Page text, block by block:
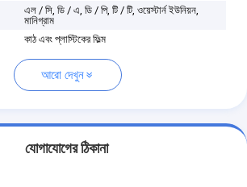
এল / সি, ডি / এ, ডি / পি, টি / টি, ওয়েস্টার্ন ইউনিয়ন,
মানিগ্রাম
কাঠ এবং প্লাস্টিকের ফিল্ম
আরো দেখুন
যোগাযোগের ঠিকানা